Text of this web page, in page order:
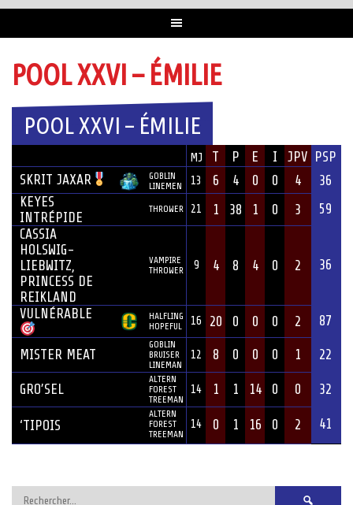
POOL XXVI – ÉMILIE
POOL XXVI – ÉMILIE
MJ T P E I JPV PSP
SKRIT JAXAR
GOBLIN
LINEMEN
13 6 4 0 0 4
36
KEYES
INTRÉPIDE
THROWER 21 1 38 1 0 3
59
CASSIA
HOLSWIG-
LIEBWITZ,
PRINCESS DE
REIKLAND
VAMPIRE
THROWER
9 4 8 4 0 2 36
VULNÉRABLE
HALFLING
HOPEFUL
16 20 0 0 0 2 87
MISTER MEAT
GOBLIN
BRUISER
LINEMAN
12 8 0 0 0 1 22
GRO’SEL
ALTERN
FOREST
TREEMAN
14 1 1 14 0 0 32
‘TIPOIS
ALTERN
FOREST
TREEMAN
14 0 1 16 0 2 41
Rechercher :